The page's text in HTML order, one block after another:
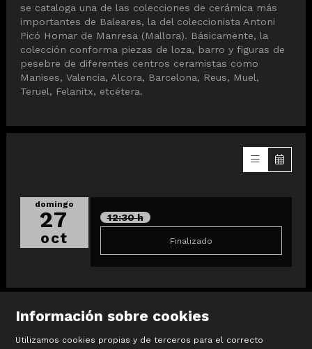
se cataloga una de las colecciones de cerámica más
importantes de Baleares, la del coleccionista Antoni
Picó Homar de Manresa (Mallora). Básicamente, la
colección conforma piezas de loza, barro y figuras de
pesebre de diferentes centros ceramistas como
Manises, Valencia, Alcora, Barcelona, ​​Reus, Muel,
Teruel, Felanitx, etcétera.
domingo
27
oct
12:30 h
Finalizado
Información sobre cookies
Utilizamos cookies propias y de terceros para el correcto